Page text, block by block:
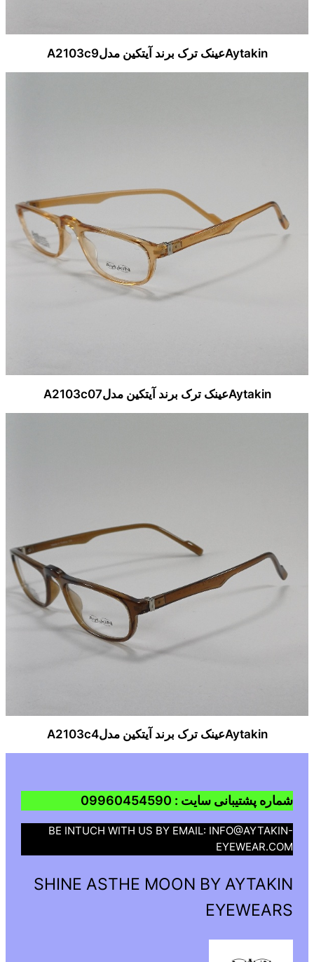
Aytakinعینک ترک برند آیتکین مدلA2103c9
Aytakinعینک ترک برند آیتکین مدلA2103c07
Aytakinعینک ترک برند آیتکین مدلA2103c4
شماره پشتیبانی سایت : 09960454590
BE INTUCH WITH US BY EMAIL: INFO@AYTAKIN-
EYEWEAR.COM
SHINE ASTHE MOON BY AYTAKIN
EYEWEARS